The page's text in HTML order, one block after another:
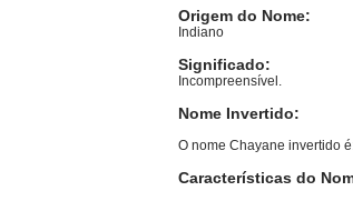
Origem do Nome:
Indiano
Significado:
Incompreensível.
Nome Invertido:
O nome Chayane invertido
Características do